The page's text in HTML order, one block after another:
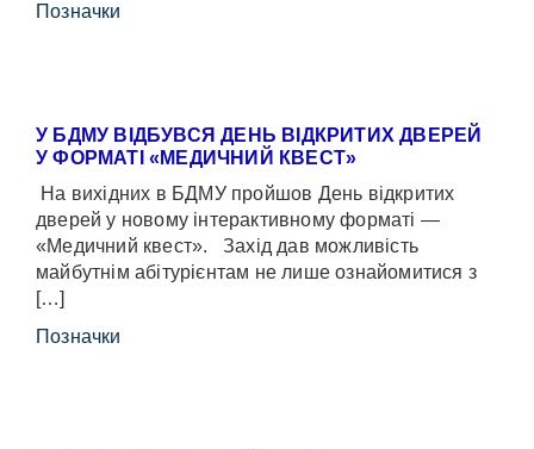
Позначки
У БДМУ ВІДБУВСЯ ДЕНЬ ВІДКРИТИХ ДВЕРЕЙ
У ФОРМАТІ «МЕДИЧНИЙ КВЕСТ»
На вихідних в БДМУ пройшов День відкритих
дверей у новому інтерактивному форматі —
«Медичний квест». Захід дав можливість
майбутнім абітурієнтам не лише ознайомитися з
[…]
Позначки